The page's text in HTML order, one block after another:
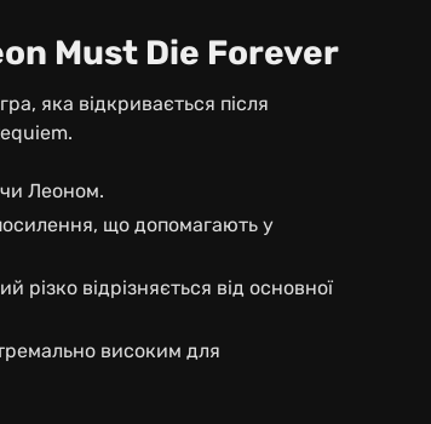
Must Die Forever
яка відкривається після
Леоном.
що допомагають у
відрізняється від основної
високим для